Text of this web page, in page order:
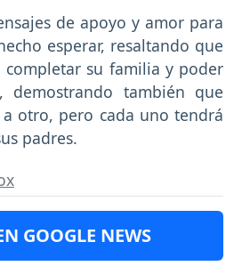
de apoyo y amor para
esperar, resaltando que
completar su familia y poder
demostrando también que
otro, pero cada uno tendrá
padres.
GOOGLE NEWS